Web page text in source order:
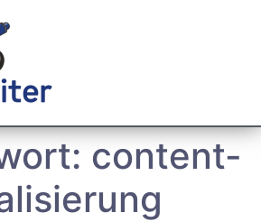
content-